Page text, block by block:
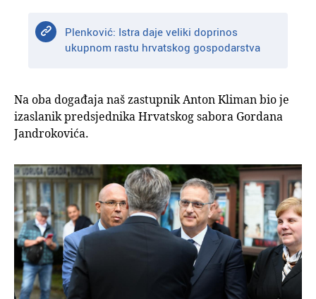
Plenković: Istra daje veliki doprinos
ukupnom rastu hrvatskog gospodarstva
Na oba događaja naš zastupnik Anton Kliman bio je
izaslanik predsjednika Hrvatskog sabora Gordana
Jandrokovića.